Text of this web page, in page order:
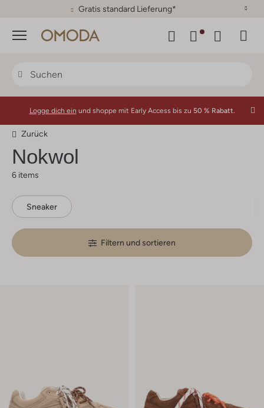
30 Tage Rückgaberecht
Menü
Logge dich ein und shoppe mit Early Access bis zu 50 % Rabatt.
Zurück
Nokwol
6 items
Sneaker
Filtern und sortieren